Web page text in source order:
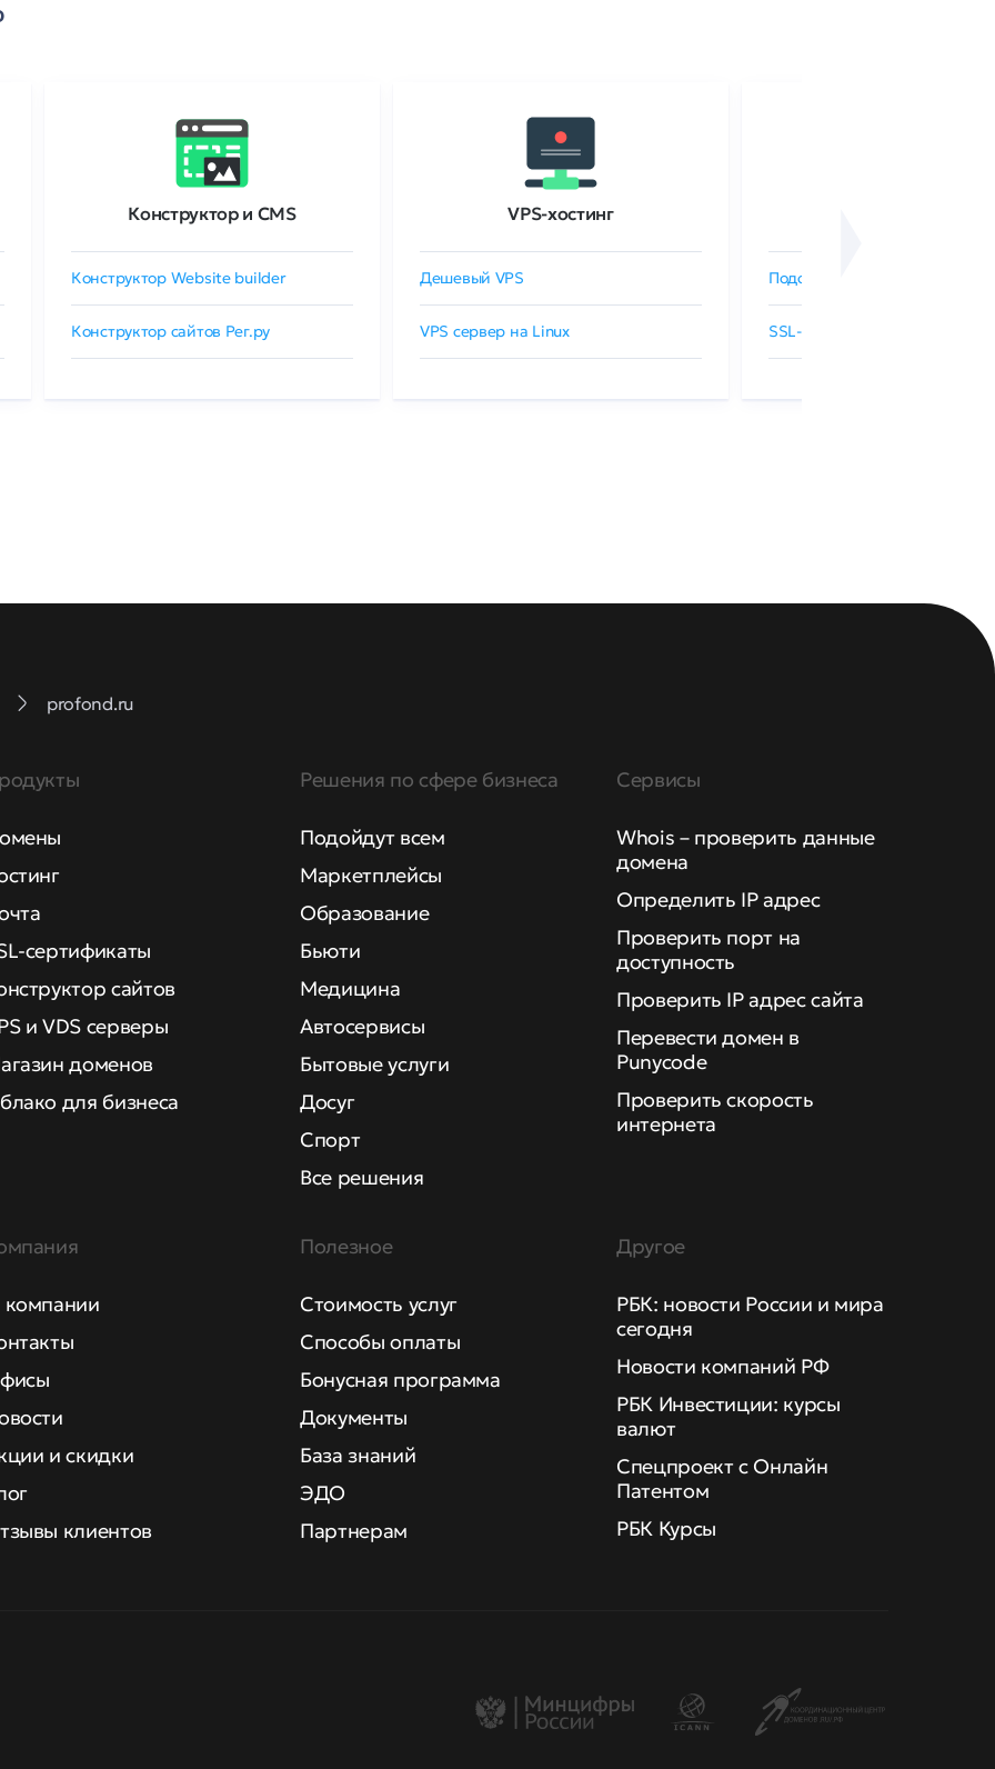
Конструктор и CMS
Конструктор Website builder
Конструктор сайтов Рег.ру
VPS-хостинг
Дешевый VPS
VPS сервер на Linux
Подобрать SSL-сертификат
SSL-сертификаты GlobalSign
profond.ru
сертификаты
сайтов
и VDS серверы
доменов
для бизнеса
Решения по сфере бизнеса
Подойдут всем
Маркетплейсы
Образование
Бьюти
Медицина
Автосервисы
Бытовые услуги
Досуг
Спорт
Все решения
Сервисы
Whois – проверить данные
домена
Определить IP адрес
Проверить порт на
доступность
Проверить IP адрес сайта
Перевести домен в
Punycode
Проверить скорость
интернета
и скидки
клиентов
Полезное
Стоимость услуг
Способы оплаты
Бонусная программа
Документы
База знаний
ЭДО
Партнерам
Другое
РБК: новости России и мира
сегодня
Новости компаний РФ
РБК Инвестиции: курсы
валют
Спецпроект с Онлайн
Патентом
РБК Курсы